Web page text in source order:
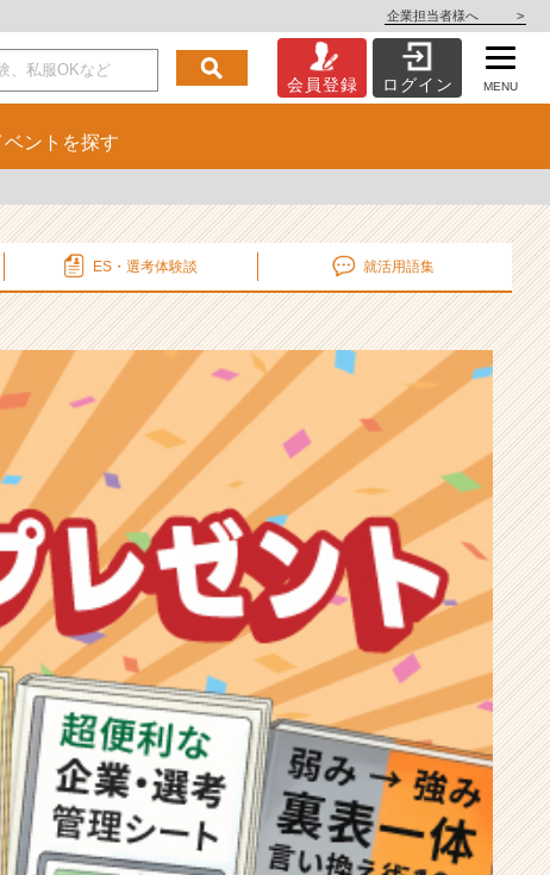
企業担当者様へ >
会員登録 ログイン MENU
ベント を探す
ES・選考体験談 就活用語集